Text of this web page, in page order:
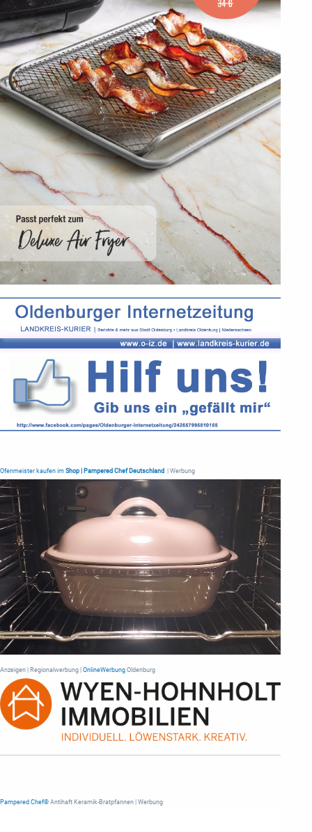
Ofenmeister kaufen im Shop | Pampered Chef Deutschland | Werbung
Anzeigen | Regionalwerbung | OnlineWerbung Oldenburg
Pampered Chef® Antihaft Keramik-Bratpfannen | Werbung